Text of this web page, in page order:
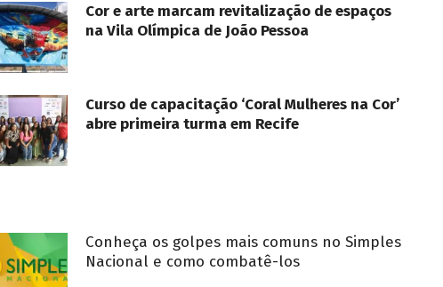
Cor e arte marcam revitalização de espaços
na Vila Olímpica de João Pessoa
Curso de capacitação ‘Coral Mulheres na Cor’
abre primeira turma em Recife
Conheça os golpes mais comuns no Simples
Nacional e como combatê-los